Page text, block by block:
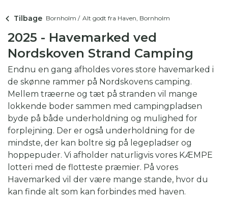
Tilbage Bornholm / Alt godt fra Haven, Bornholm
2025 - Havemarked ved
Nordskoven Strand Camping
Endnu en gang afholdes vores store havemarked i
de skønne rammer på Nordskovens camping.
Mellem træerne og tæt på stranden vil mange
lokkende boder sammen med campingpladsen
byde på både underholdning og mulighed for
forplejning. Der er også underholdning for de
mindste, der kan boltre sig på legepladser og
hoppepuder. Vi afholder naturligvis vores KÆMPE
lotteri med de flotteste præmier. På vores
Havemarked vil der være mange stande, hvor du
kan finde alt som kan forbindes med haven.